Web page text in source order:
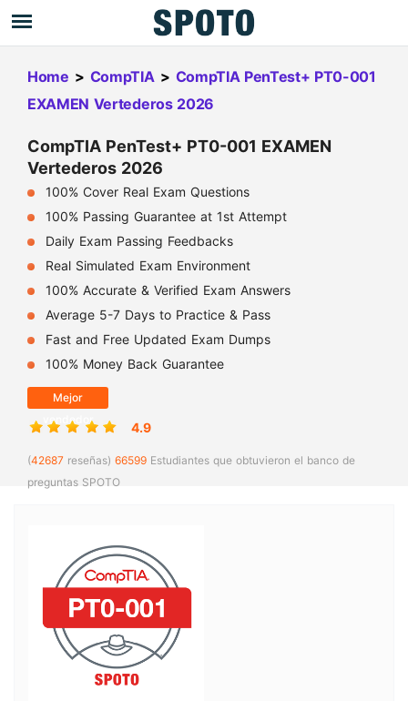
Home > CompTIA > CompTIA PenTest+ PT0-001
EXAMEN Vertederos 2026
CompTIA PenTest+ PT0-001 EXAMEN
Vertederos 2026
100% Cover Real Exam Questions
100% Passing Guarantee at 1st Attempt
Daily Exam Passing Feedbacks
Real Simulated Exam Environment
100% Accurate & Verified Exam Answers
Average 5-7 Days to Practice & Pass
Fast and Free Updated Exam Dumps
100% Money Back Guarantee
Mejor
vendedor
4.9
(42687 reseñas) 66599 Estudiantes que obtuvieron el banco de
preguntas SPOTO